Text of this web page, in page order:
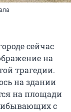
сейчас
на
трагедии.
на здании
на площади
с